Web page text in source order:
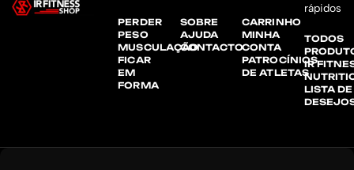
PERDER
PESO
MUSCULAÇÃO
FICAR
EM
FORMA
SOBRE
AJUDA
CONTACTO
CARRINHO
MINHA
CONTA
PATROCÍNIOS
DE ATLETAS
rápidos
TODOS
IR
LISTA DE